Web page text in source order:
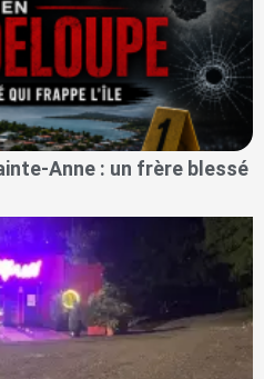
Anne : un frère blessé